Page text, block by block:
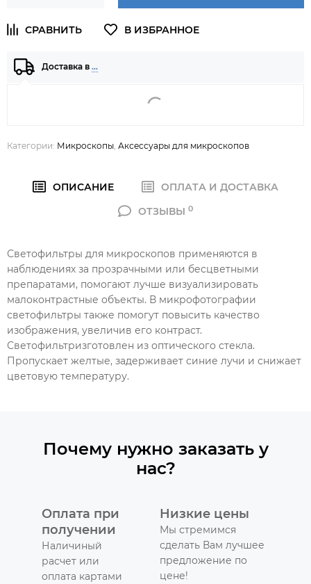
Доставка в …
Категории: Микроскопы Аксессуары для микроскопов
ОПИСАНИЕ
ОПЛАТА И ДОСТАВКА
ОТЗЫВЫ 0
Светофильтры для микроскопов применяются в
наблюдениях за прозрачными или бесцветными
препаратами, помогают лучше визуализировать
малоконтрастные объекты. В микрофотографии
светофильтры также помогут повысить качество
изображения, увеличив его контраст.
Светофильтризготовлен из оптического стекла.
Пропускает желтые, задерживает синие лучи и снижает
цветовую температуру.
Почему нужно заказать у
нас?
Оплата при
получении
Наличиный
расчет или
оплата картами
Низкие цены
Мы стремимся
сделать Вам лучшее
предложение по
цене!